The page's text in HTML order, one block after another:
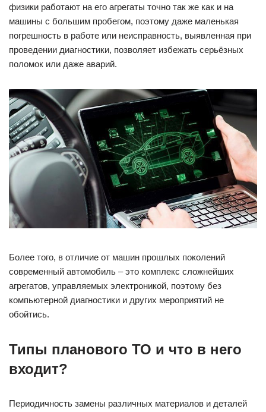
физики работают на его агрегаты точно так же как и на
машины с большим пробегом, поэтому даже маленькая
погрешность в работе или неисправность, выявленная при
проведении диагностики, позволяет избежать серьёзных
поломок или даже аварий.
Более того, в отличие от машин прошлых поколений
современный автомобиль – это комплекс сложнейших
агрегатов, управляемых электроникой, поэтому без
компьютерной диагностики и других мероприятий не
обойтись.
Типы планового ТО и что в него
входит?
Периодичность замены различных материалов и деталей